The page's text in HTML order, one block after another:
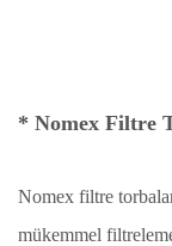
* Nomex Filtre
Nomex filtre
mükemmel